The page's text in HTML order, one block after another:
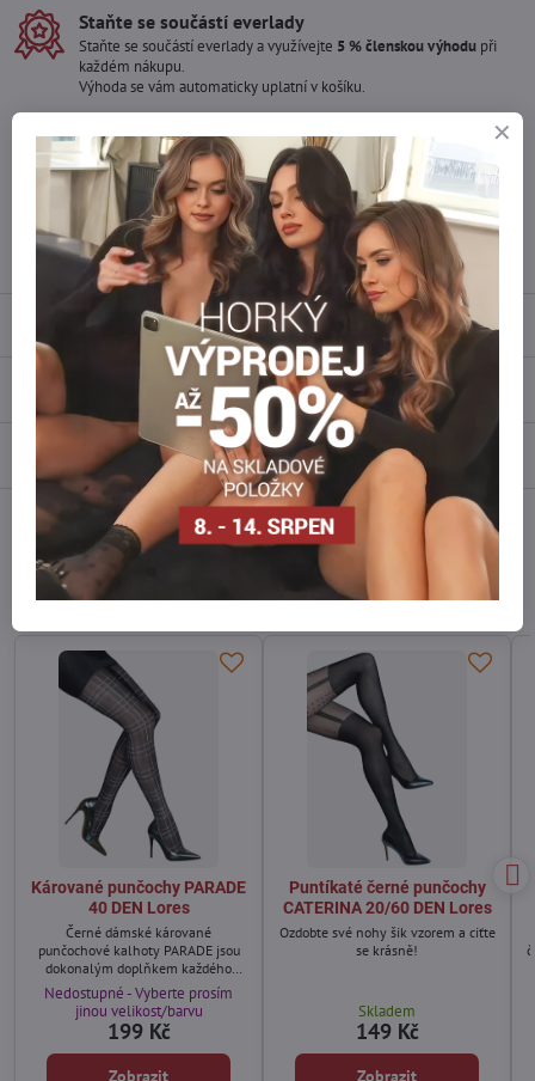
Staňte se součástí everlady
Staňte se součástí everlady a využívejte 5 % členskou výhodu při
každém nákupu.
Výhoda se vám automaticky uplatní v košíku.
Máte zájem o více kusů ?
Kontaktujte nás na mail, zboží pro Vás doskladníme!
info​@everlady​.eu
Recenze
Diskuse 0
FacebookTwitterBlueskyPinterestReddit LinkedIn WhatsApp
Alternativní produkty
Kárované punčochy PARADE
40 DEN Lores
Černé dámské kárované
punčochové kalhoty PARADE jsou
dokonalým doplňkem každého
stylingu, dodávají eleganci a
klasiku.
Nedostupné - Vyberte prosím
jinou velikost/barvu
199 Kč
Zobrazit
Puntíkaté černé punčochy
CATERINA 20/60 DEN Lores
Ozdobte své nohy šik vzorem a ciťte
se krásně!
Skladem
149 Kč
Zobrazit